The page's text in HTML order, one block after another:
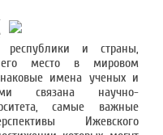
республики и страны,
место в мировом
имена ученых и
связана научно-
самые важные
Ижевского